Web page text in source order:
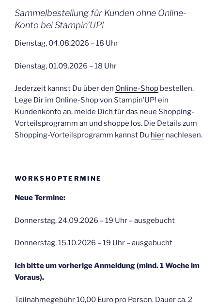
Sammelbestellung für Kunden ohne Online-
Konto bei Stampin’UP!
Dienstag, 04.08.2026 – 18 Uhr
Dienstag, 01.09.2026 – 18 Uhr
Jederzeit kannst Du über den Online-Shop bestellen.
Lege Dir im Online-Shop von Stampin’UP! ein
Kundenkonto an, melde Dich für das neue Shopping-
Vorteilsprogramm an und shoppe los. Die Details zum
Shopping-Vorteilsprogramm kannst Du hier nachlesen.
WORKSHOPTERMINE
Neue Termine:
Donnerstag, 24.09.2026 – 19 Uhr – ausgebucht
Donnerstag, 15.10.2026 – 19 Uhr – ausgebucht
Ich bitte um vorherige Anmeldung (mind. 1 Woche im
Voraus).
Teilnahmegebühr 10,00 Euro pro Person. Dauer ca. 2